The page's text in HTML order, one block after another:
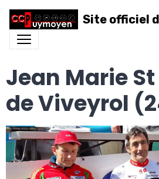
Site officiel
Jean Marie
de Viveyrol